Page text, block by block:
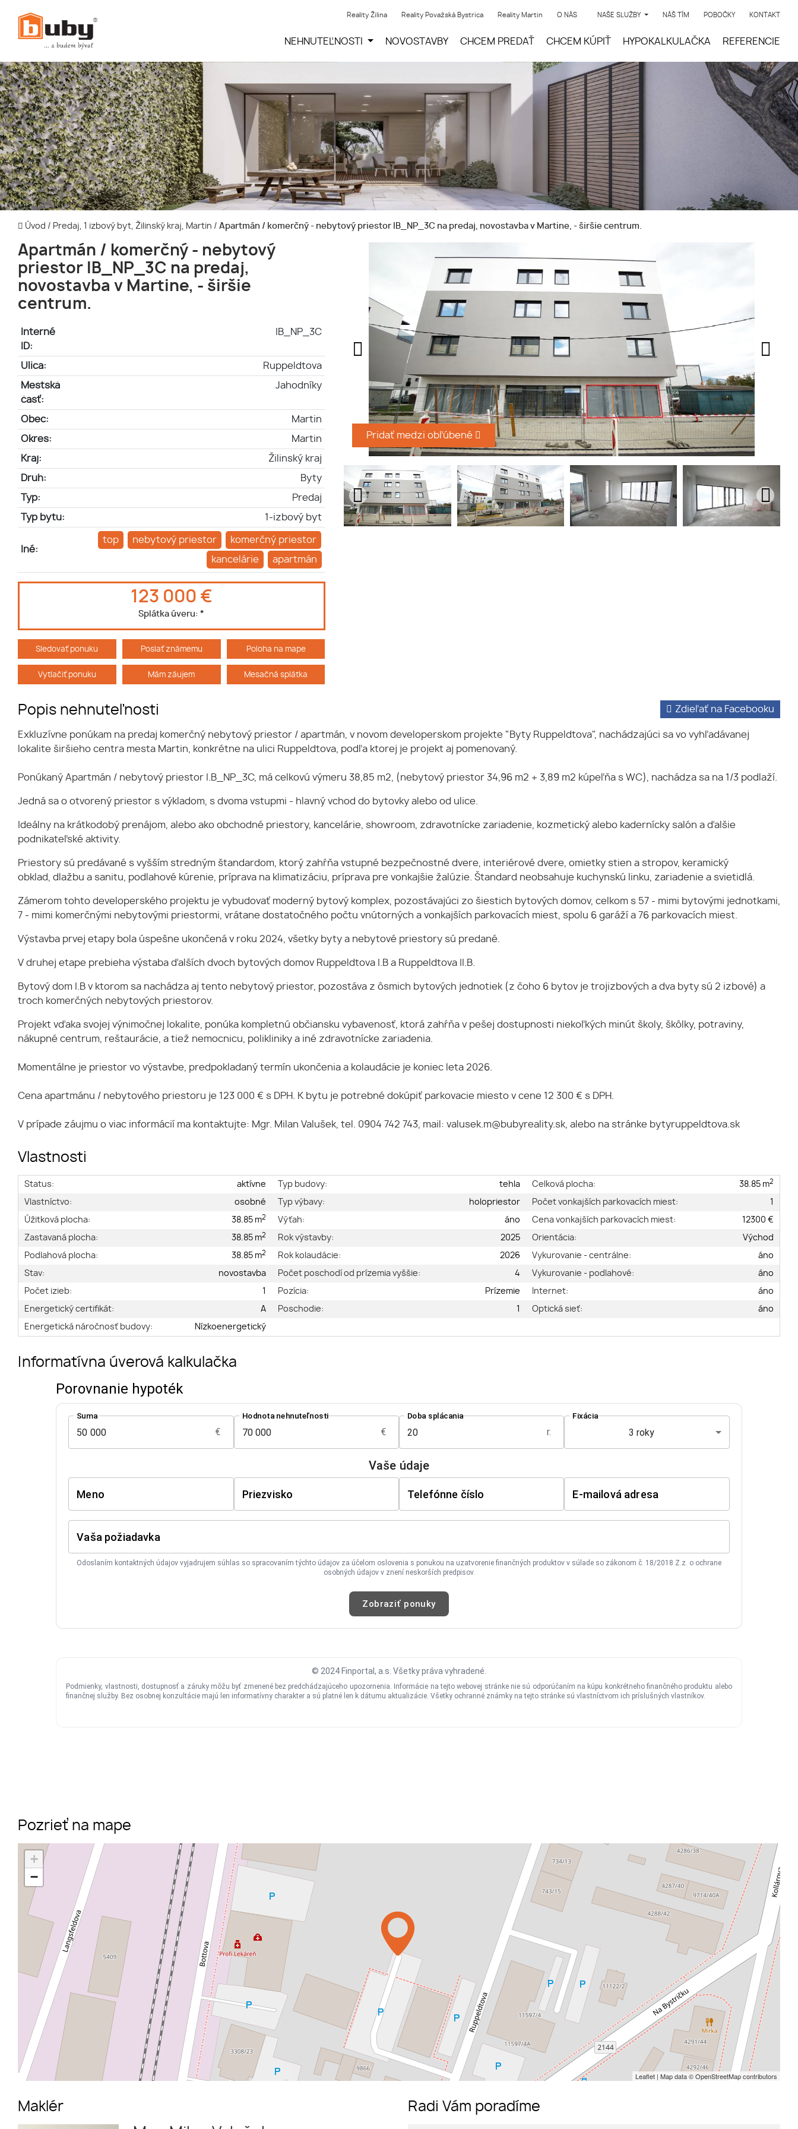
Reality Žilina Reality Považská Bystrica Reality Martin O NÁS NAŠE SLUŽBY NÁŠ TÍM POBOČKY KONTAKT
NEHNUTEĽNOSTI NOVOSTAVBY CHCEM PREDAŤ CHCEM KÚPIŤ HYPOKALKULAČKA REFERENCIE
Úvod / Predaj, 1 izbový byt, Žilinský kraj, Martin / Apartmán / komerčný - nebytový priestor IB_NP_3C na predaj, novostavba v Martine, - širšie centrum.
Apartmán / komerčný - nebytový
priestor IB_NP_3C na predaj,
novostavba v Martine, - širšie
centrum.
Interné
ID:
IB_NP_3C
Ulica: Ruppeldtova
Mestská
časť:
Jahodníky
Obec: Martin
Okres: Martin
Kraj: Žilinský kraj
Druh: Byty
Typ: Predaj
Typ bytu: 1-izbový byt
Iné:
top nebytový priestor komerčný priestor
kancelárie apartmán
123 000 €
Splátka úveru:*
Sledovať ponuku Poslať známemu Poloha na mape
Vytlačiť ponuku Mám záujem Mesačná splátka
Pridať medzi obľúbené
Popis nehnuteľnosti Zdieľať na Facebooku
Exkluzívne ponúkam na predaj komerčný nebytový priestor / apartmán, v novom developerskom projekte "Byty Ruppeldtova", nachádzajúci sa vo vyhľadávanej
lokalite širšieho centra mesta Martin, konkrétne na ulici Ruppeldtova, podľa ktorej je projekt aj pomenovaný.
Ponúkaný Apartmán / nebytový priestor I.B_NP_3C, má celkovú výmeru 38,85 m2, (nebytový priestor 34,96 m2 + 3,89 m2 kúpeľňa s WC), nachádza sa na 1/3 podlaží.
Jedná sa o otvorený priestor s výkladom, s dvoma vstupmi - hlavný vchod do bytovky alebo od ulice.
Ideálny na krátkodobý prenájom, alebo ako obchodné priestory, kancelárie, showroom, zdravotnícke zariadenie, kozmetický alebo kadernícky salón a ďalšie
podnikateľské aktivity.
Priestory sú predávané s vyšším stredným štandardom, ktorý zahŕňa vstupné bezpečnostné dvere, interiérové dvere, omietky stien a stropov, keramický
obklad, dlažbu a sanitu, podlahové kúrenie, príprava na klimatizáciu, príprava pre vonkajšie žalúzie. Štandard neobsahuje kuchynskú linku, zariadenie a svietidlá.
Zámerom tohto developerského projektu je vybudovať moderný bytový komplex, pozostávajúci zo šiestich bytových domov, celkom s 57 - mimi bytovými jednotkami,
7 - mimi komerčnými nebytovými priestormi, vrátane dostatočného počtu vnútorných a vonkajších parkovacích miest, spolu 6 garáží a 76 parkovacích miest.
Výstavba prvej etapy bola úspešne ukončená v roku 2024, všetky byty a nebytové priestory sú predané.
V druhej etape prebieha výstaba ďalších dvoch bytových domov Ruppeldtova I.B a Ruppeldtova II.B.
Bytový dom I.B v ktorom sa nachádza aj tento nebytový priestor, pozostáva z ôsmich bytových jednotiek (z čoho 6 bytov je trojizbových a dva byty sú 2 izbové) a
troch komerčných nebytových priestorov.
Projekt vďaka svojej výnimočnej lokalite, ponúka kompletnú občiansku vybavenosť, ktorá zahŕňa v pešej dostupnosti niekoľkých minút školy, škôlky, potraviny,
nákupné centrum, reštaurácie, a tiež nemocnicu, polikliniky a iné zdravotnícke zariadenia.
Momentálne je priestor vo výstavbe, predpokladaný termín ukončenia a kolaudácie je koniec leta 2026.
Cena apartmánu / nebytového priestoru je 123 000 € s DPH. K bytu je potrebné dokúpiť parkovacie miesto v cene 12 300 € s DPH.
V prípade záujmu o viac informácií ma kontaktujte: Mgr. Milan Valušek, tel. 0904 742 743, mail: valusek.m@bubyreality.sk, alebo na stránke bytyruppeldtova.sk
Vlastnosti
Status:
aktívne
Vlastníctvo:
osobné
Úžitková plocha:
38.85 m2
Zastavaná plocha: 38.85 m2
Podlahová plocha: 38.85 m2
Stav:
novostavba
Počet izieb:
1
Energetický certifikát:
A
Energetická náročnosť budovy:
Nízkoenergetický
Typ budovy:
tehla
Typ výbavy:
holopriestor
Výťah:
áno
Rok výstavby:
2025
Rok kolaudácie:
2026
Počet poschodí od prízemia vyššie:
4
Pozícia:
Prízemie
Poschodie:
1
Celková plocha: 38.85 m2
Počet vonkajších parkovacích miest:
1
Cena vonkajších parkovacích miest:
12300 €
Orientácia:
Východ
Vykurovanie - centrálne:
áno
Vykurovanie - podlahové:
áno
Internet:
áno
Optická sieť:
áno
Informatívna úverová kalkulačka
Pozrieť na mape
+
−
Leaflet | Map data ©OpenStreetMapcontributors
Maklér Radi Vám poradíme